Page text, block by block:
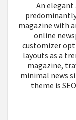
An elegant
magazine with
online
customizer
layouts as a
magazine,
minimal news
theme is